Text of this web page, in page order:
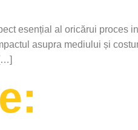
esențial al oricărui proces
asupra mediului și